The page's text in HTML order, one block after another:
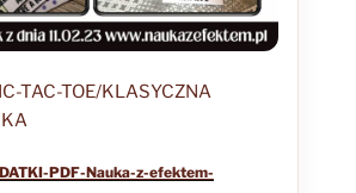
TAC-TOE/KLASYCZNA
PDF-Nauka-z-efektem-